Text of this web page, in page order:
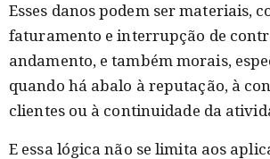
Esses danos podem ser materiais,
faturamento e interrupção de
andamento, e também morais,
quando há abalo à reputação, à
clientes ou à continuidade da
E essa lógica não se limita aos